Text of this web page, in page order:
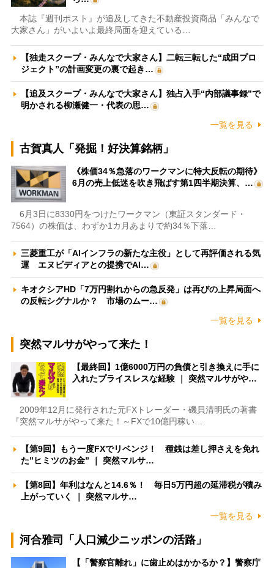
本誌『週刊ポスト』が追及してきた不動産投資商品「みんなで
大家さん」がいよいよ最終局面を迎えている…
【独走スクープ・みんなで大家さん】二転三転した“成田プロ
ジェクト”の計画変更の裏で起き…
【追及スクープ・みんなで大家さん】独占入手“内部議事録”で
明かされる柳瀬健一・代表の思…
一覧を見る
古賀真人「発掘！好決算銘柄」
《株価34％急落のワークマンに特大反転の期待》
6月の売上低迷を吹き飛ばす第1四半期決算、…
6月3日に8330円をつけたワークマン（東証スタンダード・
7564）の株価は、わずか1カ月あまりで約34％下落…
三菱重工が「AIインフラの新たな主役」として再評価される気
運 エヌビディアとの提携でAI…
キオクシアHD「7万円割れからの急反発」は再びの上昇局面へ
の反転シグナルか？ 市場のムー…
一覧を見る
突然マルサがやって来た！
【最終回】1億6000万円の負債と引き換えに手に
入れたプライスレスな経験 ｜ 突然マルサがや…
2009年12月に発行された元FXトレーダー・磯貝清明氏の著書
『突然マルサがやって来た！～FXで10億円稼い…
【第9回】もう一度FXでリベンジ！ 種銭は差し押さえを免れ
た”ヒミツのお金” ｜ 突然マルサ…
【第8回】年利はなんと14.6％！ 毎日5万円超の延滞税が積み
上がっていく ｜ 突然マルサ…
一覧を見る
河合雅司「人口減少ニッポンの活路」
【「警察官離れ」に歯止めはかかるか？】警察庁